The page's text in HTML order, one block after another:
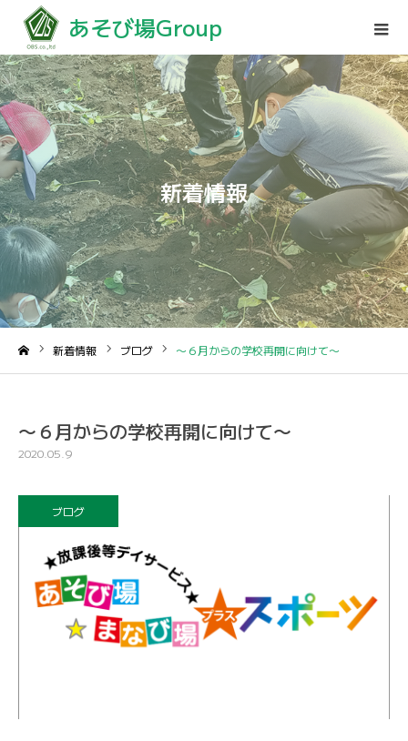
あそび場Group
新着情報
新着情報 ブログ 〜６月からの学校再開に向けて〜
〜６月からの学校再開に向けて〜
2020.05.9
ブログ